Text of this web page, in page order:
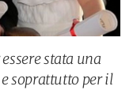
stata una
soprattutto per il